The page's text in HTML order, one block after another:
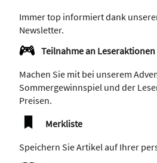
Immer top informiert dank
Newsletter.
Teilnahme an Leseraktionen
Machen Sie mit bei unserem
Sommergewinnspiel und der
Preisen.
Merkliste
Speichern Sie Artikel auf Ihrer